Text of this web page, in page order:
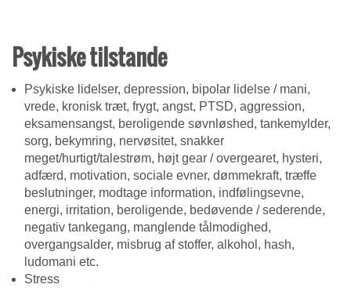
Psykiske tilstande
Psykiske lidelser, depression, bipolar lidelse / mani,
vrede, kronisk træt, frygt, angst, PTSD, aggression,
eksamensangst, beroligende søvnløshed, tankemylder,
sorg, bekymring, nervøsitet, snakker
meget/hurtigt/talestrøm, højt gear / overgearet, hysteri,
adfærd, motivation, sociale evner, dømmekraft, træffe
beslutninger, modtage information, indfølingsevne,
energi, irritation, beroligende, bedøvende / sederende,
negativ tankegang, manglende tålmodighed,
overgangsalder, misbrug af stoffer, alkohol, hash,
ludomani etc.
Stress